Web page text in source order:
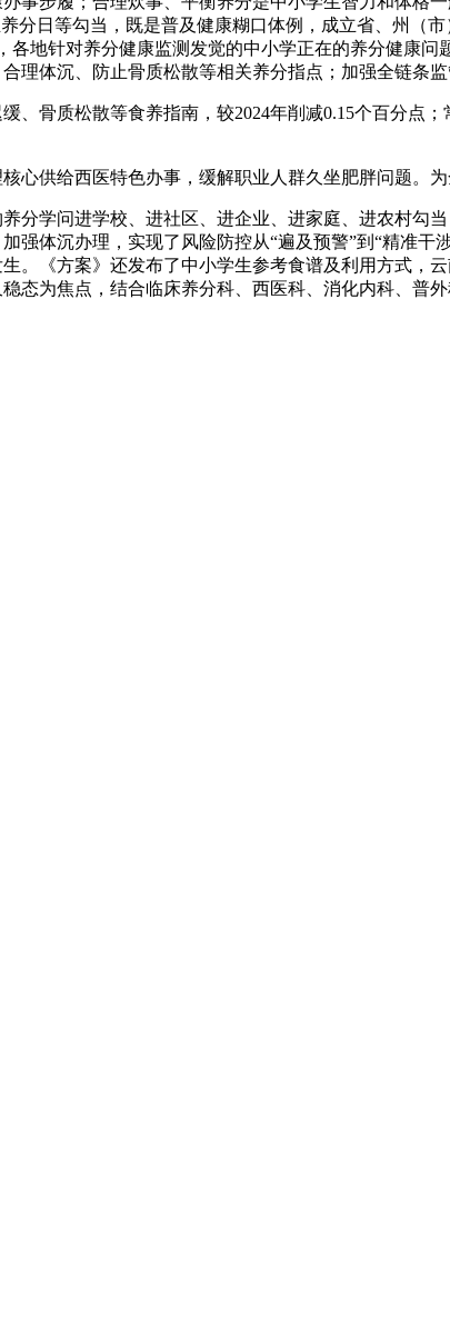
分日等勾当，既是普及健康糊口体例，成立省、州（
地针对养分健康监测发觉的中小学正在的养分健康
理体沉、防止骨质松散等相关养分指点；加强全链条监
骨质松散等食养指南，较2024年削减0.15个百分点
供给西医特色办事，缓解职业人群久坐肥胖问题。为
学问进学校、进社区、进企业、进家庭、进农村勾
强体沉办理，实现了风险防控从“遍及预警”到“精准
。《方案》还发布了中小学生参考食谱及利用方式，
态为焦点，结合临床养分科、西医科、消化内科、普外